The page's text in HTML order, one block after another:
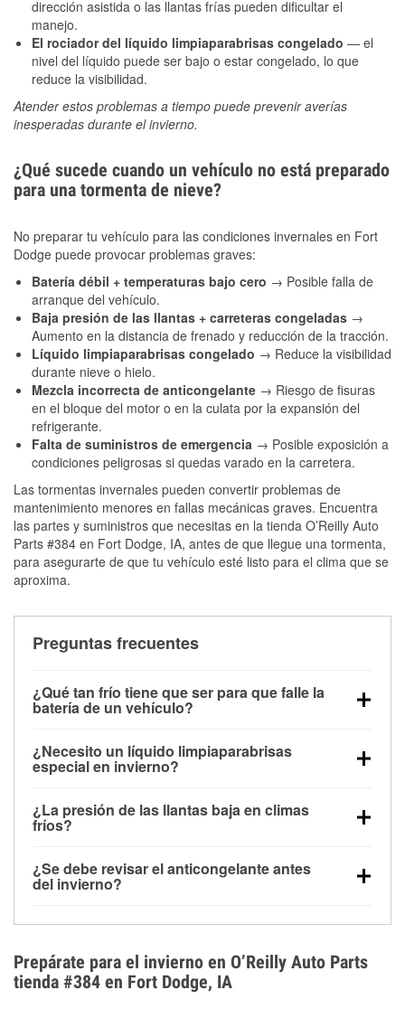
dirección asistida o las llantas frías pueden dificultar el
manejo.
El rociador del líquido limpiaparabrisas congelado — el
nivel del líquido puede ser bajo o estar congelado, lo que
reduce la visibilidad.
Atender estos problemas a tiempo puede prevenir averías
inesperadas durante el invierno.
¿Qué sucede cuando un vehículo no está preparado
para una tormenta de nieve?
No preparar tu vehículo para las condiciones invernales en Fort
Dodge puede provocar problemas graves:
Batería débil + temperaturas bajo cero → Posible falla de
arranque del vehículo.
Baja presión de las llantas + carreteras congeladas →
Aumento en la distancia de frenado y reducción de la tracción.
Líquido limpiaparabrisas congelado → Reduce la visibilidad
durante nieve o hielo.
Mezcla incorrecta de anticongelante → Riesgo de fisuras
en el bloque del motor o en la culata por la expansión del
refrigerante.
Falta de suministros de emergencia → Posible exposición a
condiciones peligrosas si quedas varado en la carretera.
Las tormentas invernales pueden convertir problemas de
mantenimiento menores en fallas mecánicas graves. Encuentra
las partes y suministros que necesitas en la tienda O’Reilly Auto
Parts #384 en Fort Dodge, IA, antes de que llegue una tormenta,
para asegurarte de que tu vehículo esté listo para el clima que se
aproxima.
Preguntas frecuentes
¿Qué tan frío tiene que ser para que falle la
batería de un vehículo?
debajo de los 32 °F y puede perder hasta la mitad de
su potencia de arranque cerca de los 0 °F, lo que
arranque.
¿Necesito un líquido limpiaparabrisas
especial en invierno?
la congelación y ayuda a disolver la sal y la nieve
derretida en la carretera para mejorar la visibilidad.
¿La presión de las llantas baja en climas
fríos?
alrededor de 1 PSI por cada 10 °F que baja la
temperatura. Puedes obtener más información sobre
¿Se debe revisar el anticongelante antes
del invierno?
el sobrecalentamiento en condiciones de frío
extremo. Aprende cómo comprobar la protección
anticongelante en nuestra sección How-To.
Prepárate para el invierno en O’Reilly Auto Parts
tienda #384 en Fort Dodge, IA